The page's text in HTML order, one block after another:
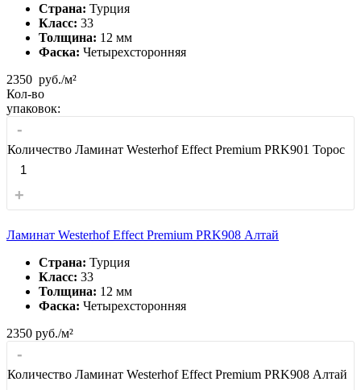
Страна: Турция
Класс: 33
Толщина: 12 мм
Фаска: Четырехсторонняя
2350 руб./м²
Кол-во
упаковок:
-
Количество Ламинат Westerhof Effect Premium PRK901 Торос
+
Ламинат Westerhof Effect Premium PRK908 Алтай
Страна: Турция
Класс: 33
Толщина: 12 мм
Фаска: Четырехсторонняя
2350 руб./м²
-
Количество Ламинат Westerhof Effect Premium PRK908 Алтай